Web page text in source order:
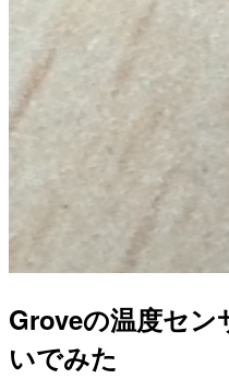
Groveの温度セ
いでみた